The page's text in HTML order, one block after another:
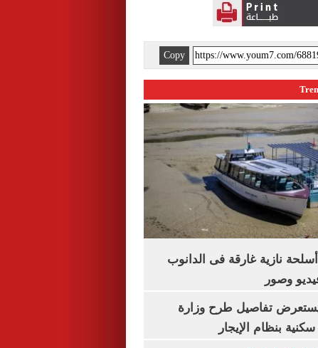
Copy
نازية غارقة فى الدانوب
وصور
تفاصيل طرح وزارة
بنظام الإيجار